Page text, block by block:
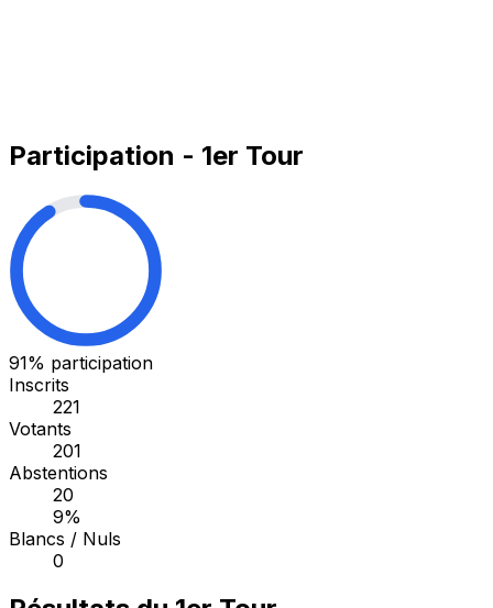
Participation - 1er Tour
91% participation
Inscrits
221
Votants
201
Abstentions
20
9%
Blancs / Nuls
0